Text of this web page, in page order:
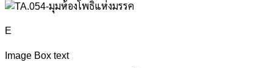
E
Image Box text